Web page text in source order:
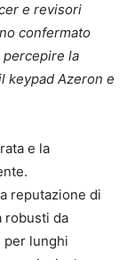
e revisori
confermato
percepire la
keypad Azeron e
e la
reputazione di
robusti da
per lunghi